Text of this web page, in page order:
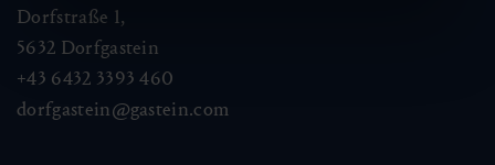
Dorfstraße 1,
5632 Dorfgastein
+43 6432 3393 460
dorfgastein@gastein.com